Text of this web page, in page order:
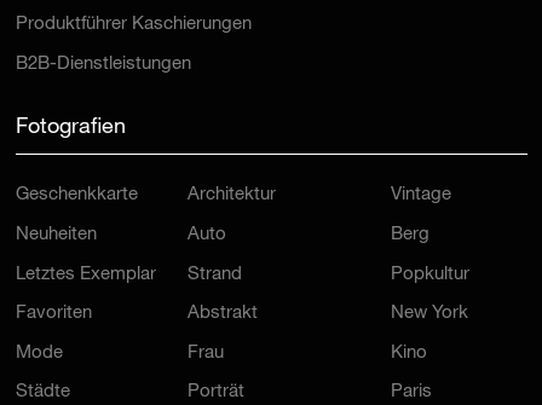
Produktführer Kaschierungen
B2B-Dienstleistungen
Fotografien
Geschenkkarte
Neuheiten
Letztes Exemplar
Favoriten
Mode
Städte
Architektur
Auto
Strand
Abstrakt
Frau
Porträt
Vintage
Berg
Popkultur
New York
Kino
Paris